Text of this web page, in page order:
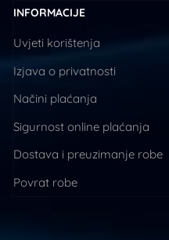
INFORMACIJE
Uvjeti korištenja
Izjava o privatnosti
Načini plaćanja
Sigurnost online plaćanja
Dostava i preuzimanje robe
Povrat robe